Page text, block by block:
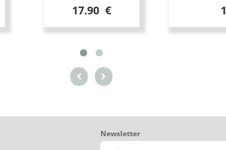
17.90 €
Newsletter